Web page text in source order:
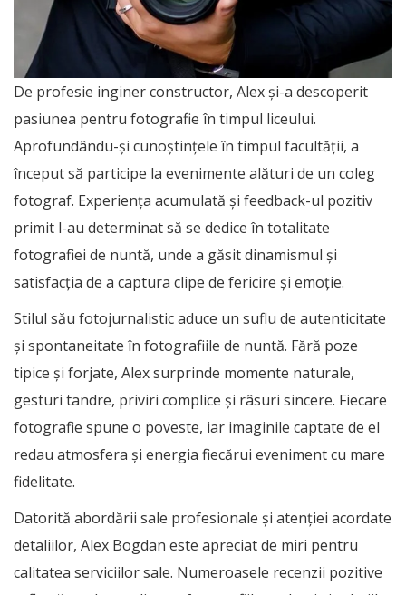
De profesie inginer constructor, Alex și-a descoperit
pasiunea pentru fotografie în timpul liceului.
Aprofundându-și cunoștințele în timpul facultății, a
început să participe la evenimente alături de un coleg
fotograf. Experiența acumulată și feedback-ul pozitiv
primit l-au determinat să se dedice în totalitate
fotografiei de nuntă, unde a găsit dinamismul și
satisfacția de a captura clipe de fericire și emoție.
Stilul său fotojurnalistic aduce un suflu de autenticitate
și spontaneitate în fotografiile de nuntă. Fără poze
tipice și forjate, Alex surprinde momente naturale,
gesturi tandre, priviri complice și râsuri sincere. Fiecare
fotografie spune o poveste, iar imaginile captate de el
redau atmosfera și energia fiecărui eveniment cu mare
fidelitate.
Datorită abordării sale profesionale și atenției acordate
detaliilor, Alex Bogdan este apreciat de miri pentru
calitatea serviciilor sale. Numeroasele recenzii pozitive